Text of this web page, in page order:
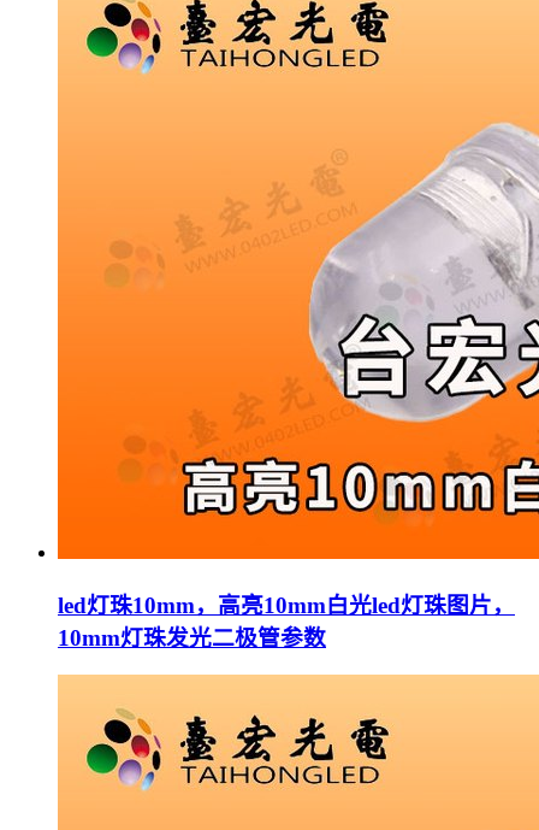
led灯珠10mm，高亮10mm白光led灯珠图片，
10mm灯珠发光二极管参数